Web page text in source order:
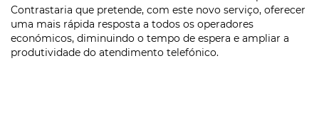
Contrastaria que pretende, com este novo serviço, oferecer
uma mais rápida resposta a todos os operadores
económicos, diminuindo o tempo de espera e ampliar a
produtividade do atendimento telefónico.